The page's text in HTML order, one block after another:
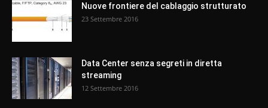
Nuove frontiere del cablaggio strutturato
23 Settembre 2016
Data Center senza segreti in diretta
streaming
12 Settembre 2016